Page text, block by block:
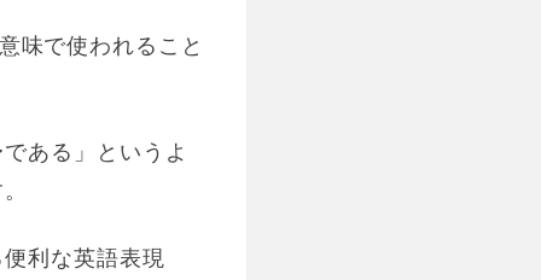
味で使われること
ある」というよ
利な英語表現